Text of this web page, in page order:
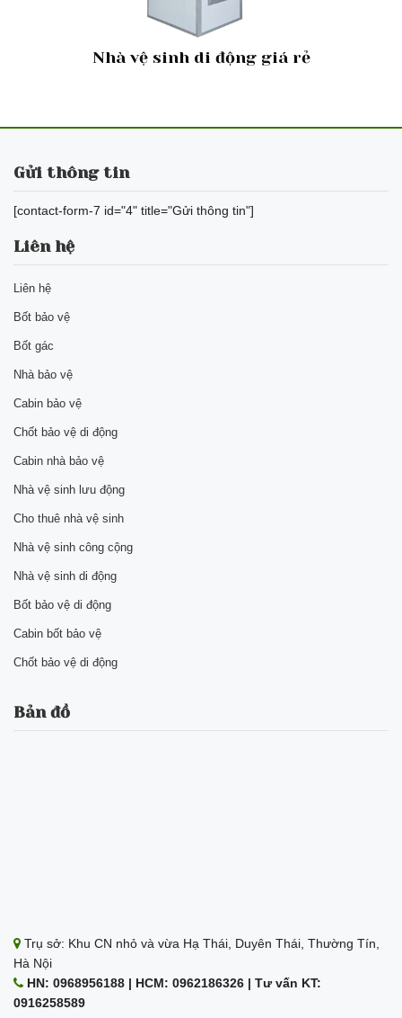
Nhà vệ sinh di động giá rẻ
Gửi thông tin
[contact-form-7 id="4" title="Gửi thông tin"]
Liên hệ
Liên hệ
Bốt bảo vệ
Bốt gác
Nhà bảo vệ
Cabin bảo vệ
Chốt bảo vệ di động
Cabin nhà bảo vệ
Nhà vệ sinh lưu động
Cho thuê nhà vệ sinh
Nhà vệ sinh công cộng
Nhà vệ sinh di động
Bốt bảo vệ di động
Cabin bốt bảo vệ
Chốt bảo vệ di động
Bản đồ
Trụ sở: Khu CN nhỏ và vừa Hạ Thái, Duyên Thái, Thường Tín,
Hà Nội
HN: 0968956188 | HCM: 0962186326 | Tư vấn KT:
0916258589